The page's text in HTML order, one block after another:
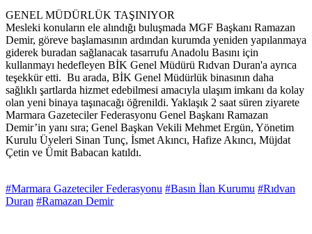
GENEL MÜDÜRLÜK TAŞINIYOR
Mesleki konuların ele alındığı buluşmada MGF Başkanı Ramazan
Demir, göreve başlamasının ardından kurumda yeniden yapılanmaya
giderek buradan sağlanacak tasarrufu Anadolu Basını için
kullanmayı hedefleyen BİK Genel Müdürü Rıdvan Duran'a ayrıca
teşekkür etti. Bu arada, BİK Genel Müdürlük binasının daha
sağlıklı şartlarda hizmet edebilmesi amacıyla ulaşım imkanı da kolay
olan yeni binaya taşınacağı öğrenildi. Yaklaşık 2 saat süren ziyarete
Marmara Gazeteciler Federasyonu Genel Başkanı Ramazan
Demir’in yanı sıra; Genel Başkan Vekili Mehmet Ergün, Yönetim
Kurulu Üyeleri Sinan Tunç, İsmet Akıncı, Hafize Akıncı, Müjdat
Çetin ve Ümit Babacan katıldı.
#Marmara Gazeteciler Federasyonu #Basın İlan Kurumu #Rıdvan
Duran #Ramazan Demir